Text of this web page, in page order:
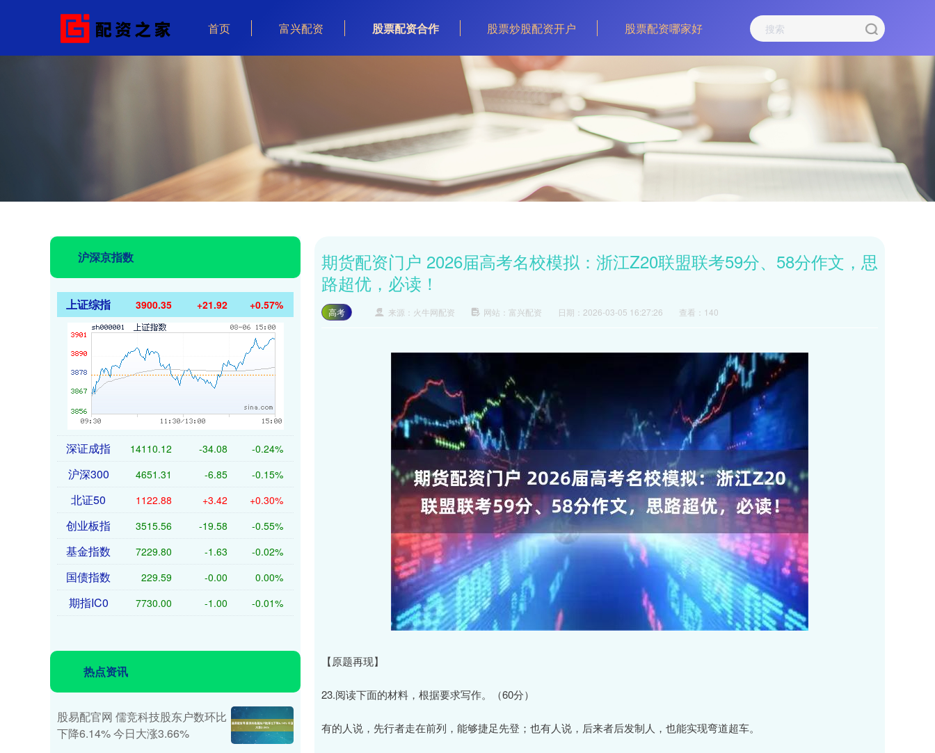
首页 富兴配资 股票配资合作 股票炒股配资开户 股票配资哪家好
期货配资门户 2026届高考名校模拟：浙江Z20联盟联考59分、58分作文，思
路超优，必读！
高考 来源：火牛网配资 网站：富兴配资 日期：2026-03-05 16:27:26 查看：140
【原题再现】
23.阅读下面的材料，根据要求写作。（60分）
有的人说，先行者走在前列，能够捷足先登；也有人说，后来者后发制人，也能实现弯道超车。
沪深京指数
上证综指 3900.35 +21.92 +0.57%
深证成指 14110.12 -34.08 -0.24%
沪深300 4651.31 -6.85 -0.15%
北证50 1122.88 +3.42 +0.30%
创业板指 3515.56 -19.58 -0.55%
基金指数 7229.80 -1.63 -0.02%
国债指数 229.59 -0.00 0.00%
期指IC0 7730.00 -1.00 -0.01%
热点资讯
股易配官网 儒竞科技股东户数环比
下降6.14% 今日大涨3.66%